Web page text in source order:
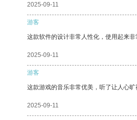
2025-09-11
游客
这款软件的设计非常人性化，使用起来非
2025-09-11
游客
这款游戏的音乐非常优美，听了让人心旷
2025-09-11